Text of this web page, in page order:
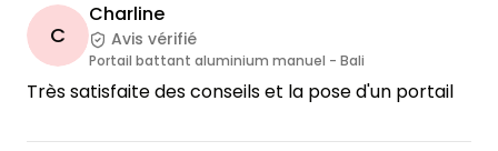
C
Charline
Avis vérifié
Portail battant aluminium manuel - Bali
Très satisfaite des conseils et la pose d'un portail